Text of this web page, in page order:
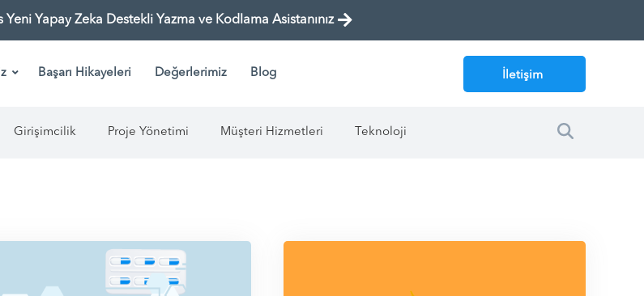
Yapay Zeka Destekli Yazma ve Kodlama Asistanınız
Başarı Hikayeleri Değerlerimiz Blog İletişim
Girişimcilik Proje Yönetimi Müşteri Hizmetleri Teknoloji